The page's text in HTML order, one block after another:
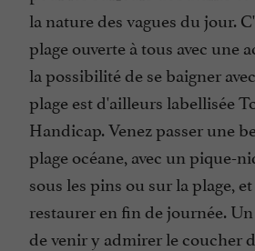
la nature des vagues du jour.
plage ouverte à tous avec une
la possibilité de se baigner
plage est d'ailleurs labellisée
Handicap. Venez passer une
plage océane, avec un pique-
sous les pins ou sur la plage,
restaurer en fin de journée.
de venir y admirer le coucher